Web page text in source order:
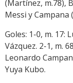
(Martínez, m.78),
Messi y Campana
Goles: 1-0, m. 17:
Vázquez. 2-1, m.
Leonardo
Yuya Kubo.